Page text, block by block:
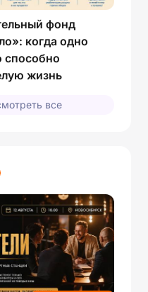
фонд
когда одно
способно
жизнь
все